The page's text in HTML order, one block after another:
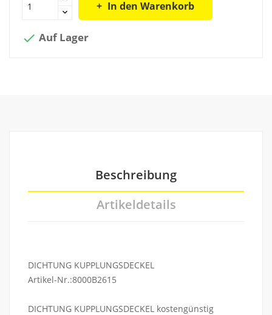
In den Warenkorb
 Auf Lager
Beschreibung
Artikeldetails
DICHTUNG KUPPLUNGSDECKEL
Artikel-Nr.:8000B2615
DICHTUNG KUPPLUNGSDECKEL kostengünstig